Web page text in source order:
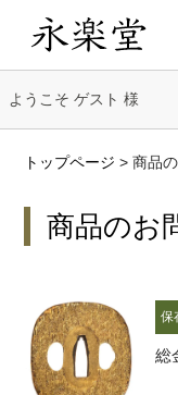
ようこそ ゲスト 様
トップページ >商品
商品のお
保
総